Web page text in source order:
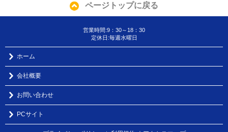
ページトップに戻る
営業時間:9：30～18：30
定休日:毎週水曜日
ホーム
会社概要
お問い合わせ
PCサイト